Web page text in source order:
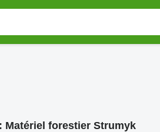
Matériel forestier Strumyk